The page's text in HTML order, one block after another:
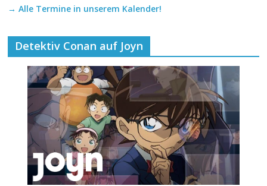
→ Alle Termine in unserem Kalender!
Detektiv Conan auf Joyn